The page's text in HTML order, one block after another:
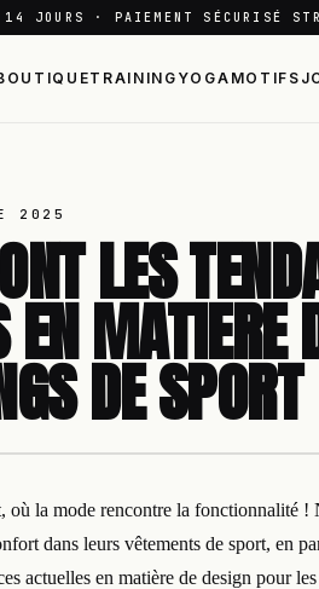
JOURS · PAIEMENT SÉCURISÉ
TRAINING YOGA MOTIFS
2025
LES
EN MATIERE
DE SPORT
où la mode rencontre la fonctionnalité !
dans leurs vêtements de sport, en
actuelles en matière de design pour